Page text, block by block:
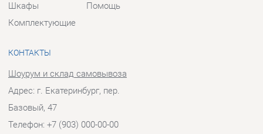
Телефон: +7 (903) 000-00-00
Отправить сообщение